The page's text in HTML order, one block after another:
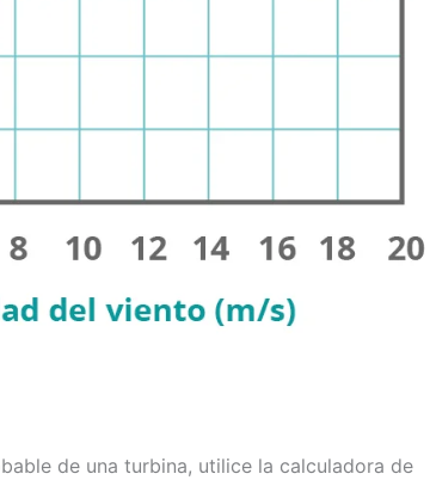
de una turbina, utilice la calculadora de